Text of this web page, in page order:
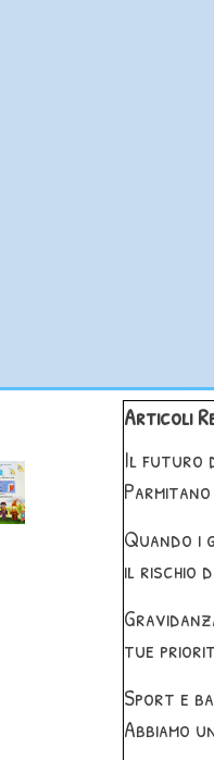
Salta blocco
Articoli
Il futuro
Quando i
il rischio
tue
Sport e
Abbiamo